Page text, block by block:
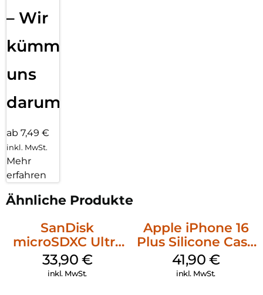
– Wir
kümmern
uns
darum!
ab 7,49 €
inkl. MwSt.
Mehr
erfahren
Ähnliche Produkte
SanDisk
microSDXC Ultra
128 GB + Adapter
Mobile
33,90 €
inkl. MwSt.
Apple iPhone 16
Plus Silicone Case
MagSafe Stone
Gray
41,90 €
inkl. MwSt.